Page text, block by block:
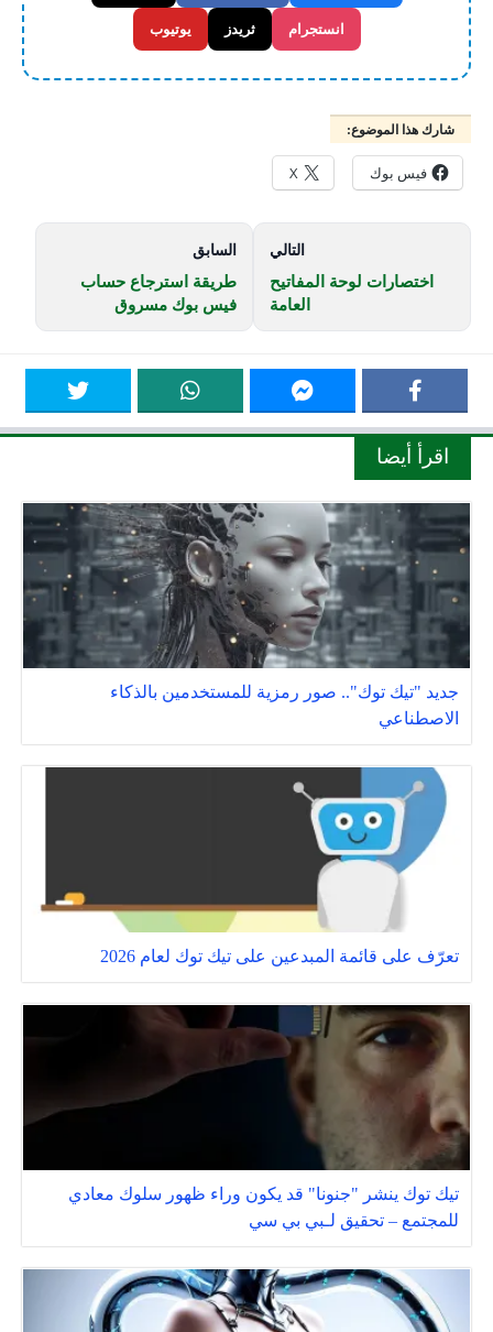
انستجرام ثريدز يوتيوب
شارك هذا الموضوع:
فيس بوك X
التالي
اختصارات لوحة المفاتيح
العامة
السابق
طريقة استرجاع حساب
فيس بوك مسروق
اقرأ أيضا
جديد "تيك توك".. صور رمزية للمستخدمين بالذكاء
الاصطناعي
تعرّف على قائمة المبدعين على تيك توك لعام 2026
تيك توك ينشر "جنونا" قد يكون وراء ظهور سلوك معادي
للمجتمع – تحقيق لـبي بي سي